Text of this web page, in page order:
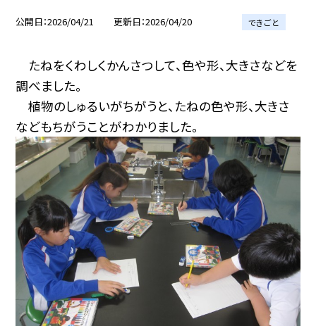
公開日 2026/04/21 更新日 2026/04/20 できごと
たねをくわしくかんさつして、色や形、大きさなどを
調べました。
植物のしゅるいがちがうと、たねの色や形、大きさ
などもちがうことがわかりました。